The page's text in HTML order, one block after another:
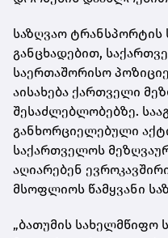
საზღვაო
განცხადებით,
საერთაშორისო
აისახება ქართველი
შესაძლებლობებზე.
განხორციელებული
საქართველოს
აღიარებენ
მსოფლიოს წამყვანი
„ბათუმის სახელმწიფო